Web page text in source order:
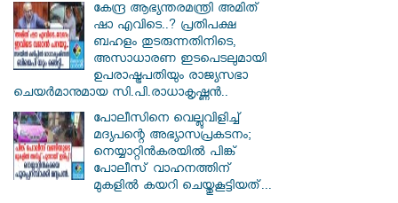
കേന്ദ്ര ആഭ്യന്തരമന്ത്രി അമിത്
ഷാ എവിടെ..? പ്രതിപക്ഷ
ബഹളം തുടരുന്നതിനിടെ,
അസാധാരണ ഇടപെടലുമായി
ഉപരാഷ്ട്രപതിയും രാജ്യസഭാ
ചെയർമാനുമായ സി.പി.രാധാകൃഷ്ണൻ..
പോലീസിനെ വെല്ലുവിളിച്ച്
മദ്യപന്റെ അഭ്യാസപ്രകടനം;
നെയ്യാറ്റിൻകരയിൽ പിങ്ക്
പോലീസ് വാഹനത്തിന്
മുകളിൽ കയറി ചെയ്തുകൂട്ടിയത്...